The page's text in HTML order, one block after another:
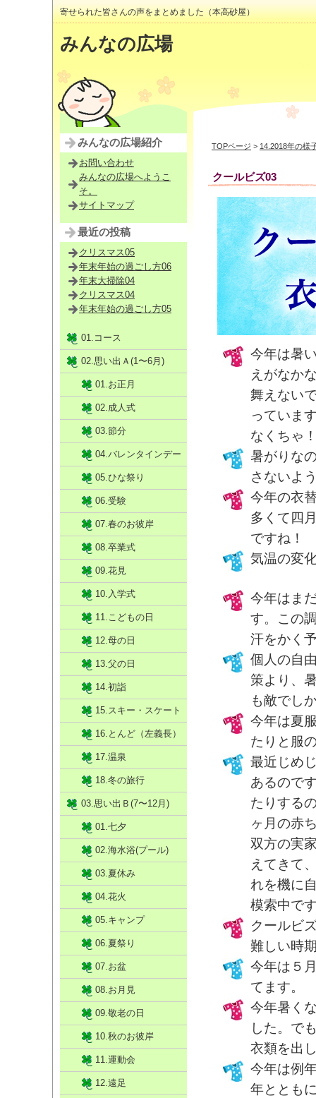
寄せられた皆さんの声をまとめました（本高砂屋）
みんなの広場
TOPページ > 14.2018年の様
クールビズ03
今年は暑
えがなか
舞えない
っていま
なくちゃ
暑がりな
さないよ
今年の衣
多くて四
ですね！
気温の変
今年はま
す。この
汗をかく
個人の自
策より、
も敵でし
今年は夏
たりと服
最近じめ
あるので
たりする
ヶ月の赤
双方の実
えてきて
れを機に
模索中で
クールビ
難しい時
今年は５
てます。
今年暑く
した。で
衣類を出
今年は例
年ととも
みんなの広場紹介
お問い合わせ
みんなの広場へようこ
そ。
サイトマップ
最近の投稿
クリスマス05
年末年始の過ごし方06
年末大掃除04
クリスマス04
年末年始の過ごし方05
01.コース
02.思い出Ａ(1〜6月)
01.お正月
02.成人式
03.節分
04.バレンタインデー
05.ひな祭り
06.受験
07.春のお彼岸
08.卒業式
09.花見
10.入学式
11.こどもの日
12.母の日
13.父の日
14.初詣
15.スキー・スケート
16.とんど（左義長）
17.温泉
18.冬の旅行
03.思い出Ｂ(7〜12月)
01.七夕
02.海水浴(プール)
03.夏休み
04.花火
05.キャンプ
06.夏祭り
07.お盆
08.お月見
09.敬老の日
10.秋のお彼岸
11.運動会
12.遠足